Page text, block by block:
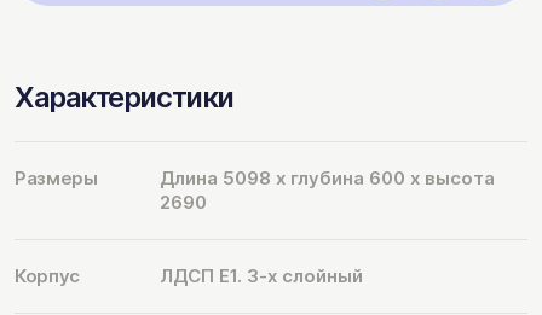
Характеристики
Размеры
Длина 5098 х глубина 600 х высота
2690
Корпус ЛДСП Е1. 3-х слойный